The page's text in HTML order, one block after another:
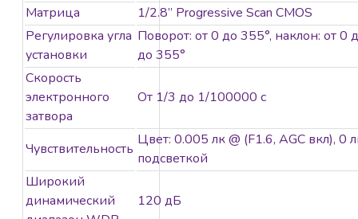
Матрица
1/2.8’’ Progressive Scan CMOS
Регулировка угла
установки
Поворот: от 0 до 355°, наклон: от 0
до 355°
Скорость
электронного
затвора
От 1/3 до 1/100000 с
Чувствительность
Цвет: 0.005 лк @ (F1.6, AGC вкл),
подсветкой
Широкий
динамический
120 дБ